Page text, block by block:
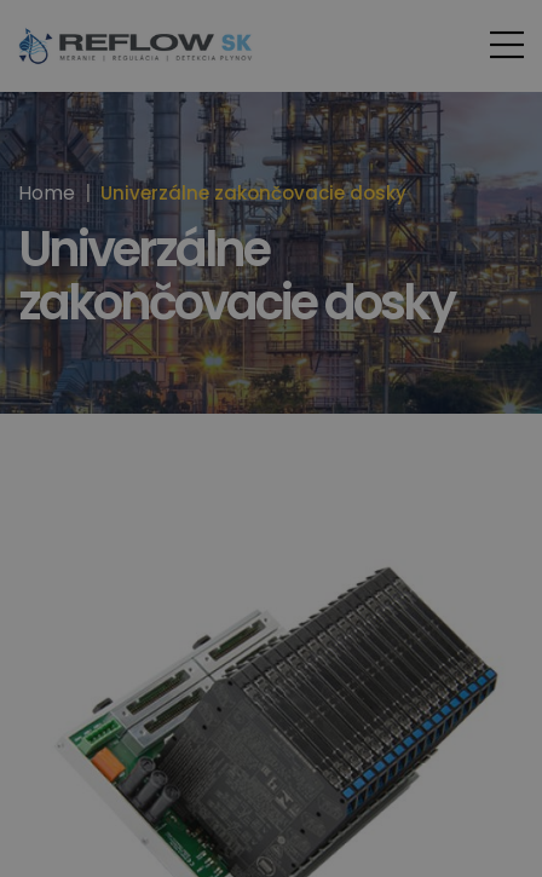
Home Univerzálne zakončovacie dosky
Univerzálne
zakončovacie dosky